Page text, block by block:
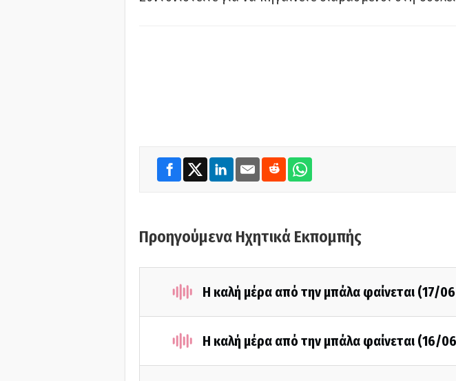
Προηγούμενα Ηχητικά Εκπομπής
Η καλή μέρα από την μπάλα φαίνεται (17/
Η καλή μέρα από την μπάλα φαίνεται (16/